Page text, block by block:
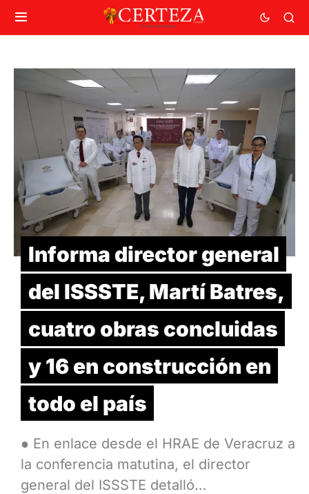
Informa director general
del ISSSTE, Martí Batres,
cuatro obras concluidas
y 16 en construcción en
todo el país
● En enlace desde el HRAE de Veracruz a
la conferencia matutina, el director
general del ISSSTE detalló…